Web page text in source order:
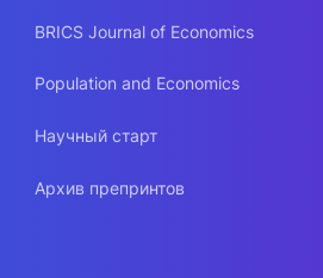
BRICS Journal of Economics
Population and Economics
Научный старт
Архив препринтов